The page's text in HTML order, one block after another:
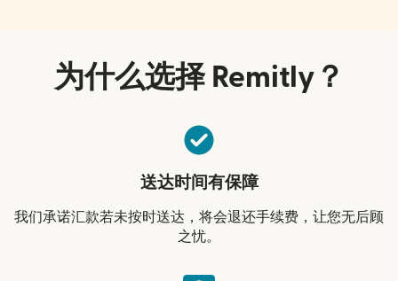
为什么选择 Remitly？
送达时间有保障
我们承诺汇款若未按时送达，将会退还手续费，让您无后顾
之忧。